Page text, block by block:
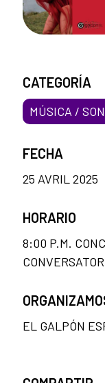
CATEGORÍA
MÚSICA /
FECHA
25 AVRIL 2025
HORARIO
8:00 P.M.
EL GALPÓN